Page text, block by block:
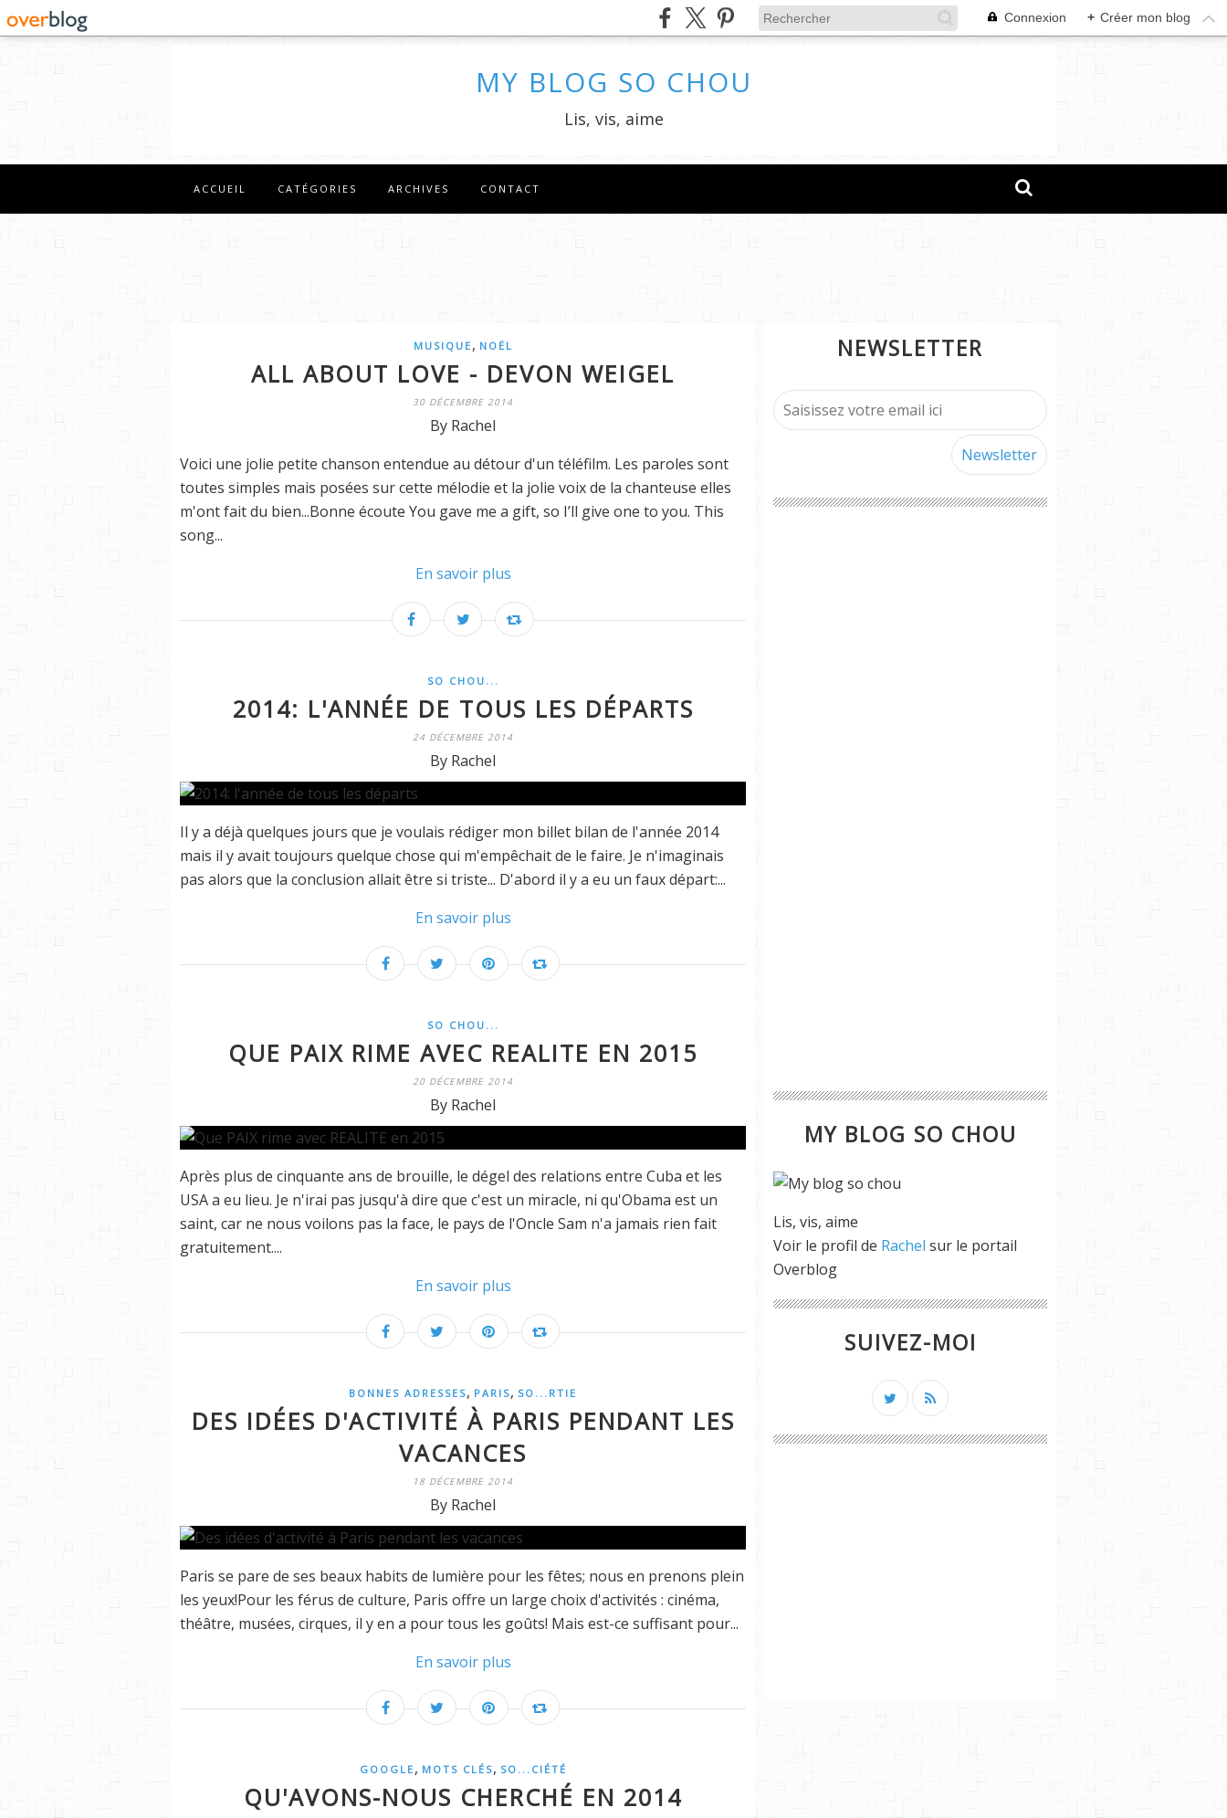
Connexion + Créer mon blog
MY BLOG SO CHOU
Lis, vis, aime
ACCUEIL CATÉGORIES ARCHIVES CONTACT
MUSIQUE , NOËL
ALL ABOUT LOVE - DEVON WEIGEL
30 DÉCEMBRE 2014
By Rachel
Voici une jolie petite chanson entendue au détour d'un téléfilm. Les paroles sont
toutes simples mais posées sur cette mélodie et la jolie voix de la chanteuse elles
m'ont fait du bien...Bonne écoute You gave me a gift, so I’ll give one to you. This
song...
En savoir plus
SO CHOU...
2014: L'ANNÉE DE TOUS LES DÉPARTS
24 DÉCEMBRE 2014
By Rachel
Il y a déjà quelques jours que je voulais rédiger mon billet bilan de l'année 2014
mais il y avait toujours quelque chose qui m'empêchait de le faire. Je n'imaginais
pas alors que la conclusion allait être si triste... D'abord il y a eu un faux départ:...
En savoir plus
SO CHOU...
QUE PAIX RIME AVEC REALITE EN 2015
20 DÉCEMBRE 2014
By Rachel
Après plus de cinquante ans de brouille, le dégel des relations entre Cuba et les
USA a eu lieu. Je n'irai pas jusqu'à dire que c'est un miracle, ni qu'Obama est un
saint, car ne nous voilons pas la face, le pays de l'Oncle Sam n'a jamais rien fait
gratuitement....
En savoir plus
BONNES ADRESSES, PARIS, SO...RTIE
DES IDÉES D'ACTIVITÉ À PARIS PENDANT LES
VACANCES
18 DÉCEMBRE 2014
By Rachel
Paris se pare de ses beaux habits de lumière pour les fêtes; nous en prenons plein
les yeux!Pour les férus de culture, Paris offre un large choix d'activités : cinéma,
théâtre, musées, cirques, il y en a pour tous les goûts! Mais est-ce suffisant pour...
En savoir plus
GOOGLE , MOTS CLÉS, SO...CIÉTÉ
QU'AVONS-NOUS CHERCHÉ EN 2014
NEWSLETTER
MY BLOG SO CHOU
Lis, vis, aime
Voir le profil de Rachel sur le portail
Overblog
SUIVEZ-MOI